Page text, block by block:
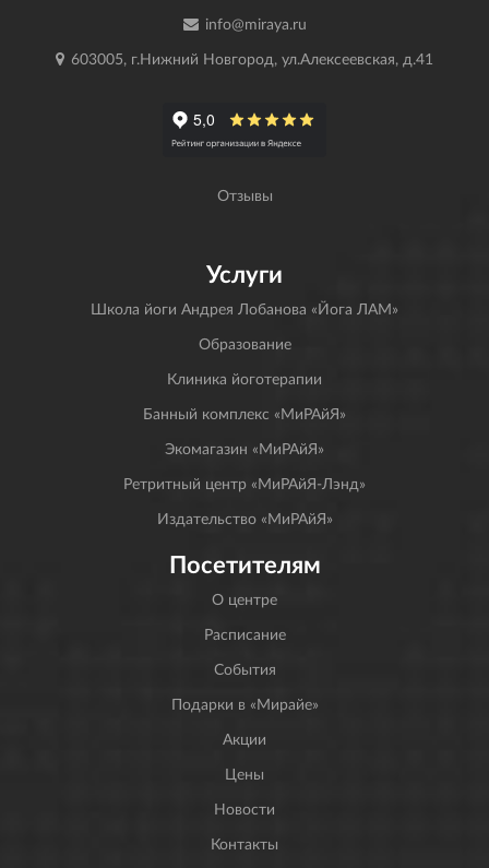
info@miraya.ru
603005, г.Нижний Новгород, ул.Алексеевская, д.41
Отзывы
Услуги
Школа йоги Андрея Лобанова «Йога ЛАМ»
Образование
Клиника йоготерапии
Банный комплекс «МиРАйЯ»
Экомагазин «МиРАйЯ»
Ретритный центр «МиРАйЯ-Лэнд»
Издательство «МиРАйЯ»
Посетителям
О центре
Расписание
События
Подарки в «Мирайе»
Акции
Цены
Новости
Контакты